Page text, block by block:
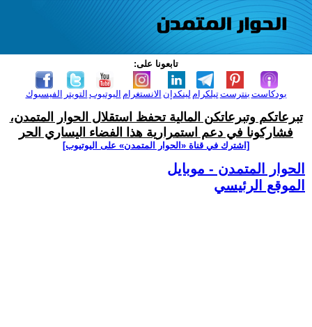
تابعونا على:
الفيسبوك التويتر اليوتيوب الانستغرام لينكدإن تيلكرامبنترست بودكاست
تبرعاتكم وتبرعاتكن المالية تحفظ استقلال الحوار المتمدن،
فشاركونا في دعم استمرارية هذا الفضاء اليساري الحر
[اشترك في قناة ‫«الحوار المتمدن» على اليوتيوب]
الحوار المتمدن - موبايل
الموقع الرئيسي